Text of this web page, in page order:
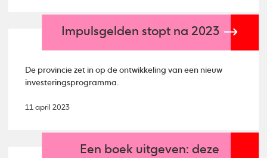
Impulsgelden stopt na 2023
De provincie zet in op de ontwikkeling van een nieuw
investeringsprogramma.
11 april 2023
Een boek uitgeven: deze